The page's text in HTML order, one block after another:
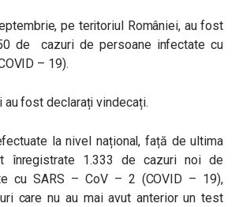
pe teritoriul României, au fost
de cazuri de persoane infectate cu
– 19).
au fost declarați vindecați.
la nivel național, față de ultima
înregistrate 1.333 de cazuri noi de
cu SARS – CoV – 2 (COVID – 19),
care nu au mai avut anterior un test